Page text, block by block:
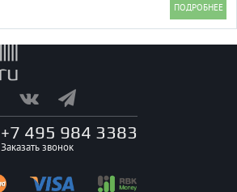
+7 495 984 3383
Заказать звонок